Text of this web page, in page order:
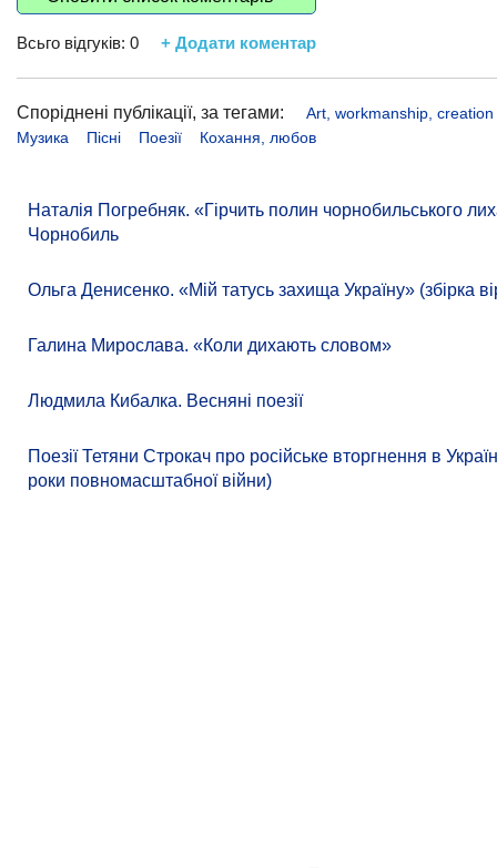
Всьго відгуків: 0 + Додати коментар
Споріднені публікації, за тегами:
Art, workmanship, creation
Музика
Пісні Поезії Кохання, любов
Наталія Погребняк. «Гірчить полин чорнобильського
Чорнобиль
Ольга Денисенко. «Мій татусь захища Україну» (збірка
Галина Мирослава. «Коли дихають словом»
Людмила Кибалка. Весняні поезії
Поезії Тетяни Строкач про російське вторгнення в
роки повномасштабної війни)